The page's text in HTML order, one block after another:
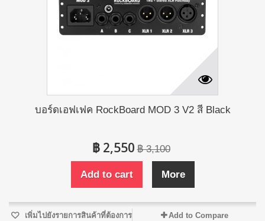
บอร์ดเอฟเฟค RockBoard MOD 3 V2 สี Black
฿ 2,550 ฿ 3,100
Add to cart More
เพิ่มไปยังรายการสินค้าที่ต้องการ Add to Compare